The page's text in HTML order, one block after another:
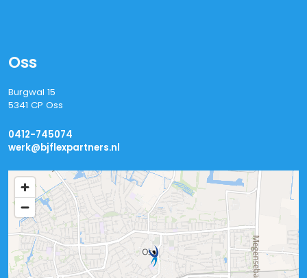
Oss
Burgwal 15
5341 CP Oss
0412-745074
werk@bjflexpartners.nl